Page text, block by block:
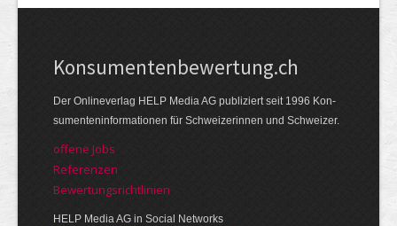
Kon­su­menten­be­wer­tung.ch
Der Online­verlag HELP Media AG publi­ziert seit 1996 Kon­
su­menten­infor­mationen für Schwei­zerinnen und Schweizer.
offene Jobs
Referenzen
Bewer­tungs­richt­linien
HELP Media AG in Social Networks